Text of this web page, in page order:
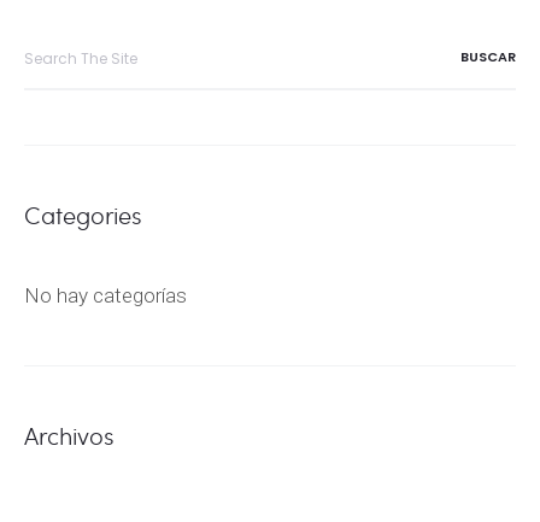
Categories
No hay categorías
Archivos